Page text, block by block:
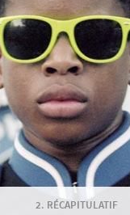
RÉCAPITULATIF